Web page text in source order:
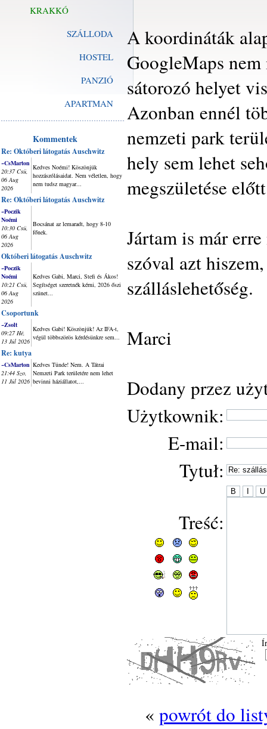
KRAKKÓ
SZÁLLODA
HOSTEL
PANZIÓ
APARTMAN
Kommentek
Re: Októberi látogatás Auschwitz
~CsMarton
20:37 Csü,
06 Aug
2026
Kedves Noémi! Köszönjük
hozzászólásaidat. Nem véletlen, hogy
nem tudsz magyar...
Re: Októberi látogatás Auschwitz
~Poczik
Noémi
10:30 Csü,
06 Aug
2026
Bocsánat az lemaradt, hogy 8-10
főnek.
Októberi látogatás Auschwitz
~Poczik
Noémi
10:21 Csü,
06 Aug
2026
Kedves Gabi, Marci, Stefi és Ákos!
Segítséget szeretnék kérni, 2026 őszi
szünet...
Csoportunk
~Zsolt
09:27 Hé,
13 Júl 2026
Kedves Gabi! Köszönjük! Az IFA-t,
végül többszörös kérdésünkre sem...
Re: kutya
~CsMarton
21:44 Szo,
11 Júl 2026
Kedves Tünde! Nem. A Tátrai
Nemzeti Park területére nem lehet
bevinni háziállatot,...
A koordináták
GoogleMaps
sátorozó helyet
Azonban ennél
nemzeti park
hely sem lehet
megszületése
Jártam is már
szóval azt
szálláslehetőség.
Marci
Dodany przez
Użytkownik:
E-mail:
Tytuł:
Treść:
« powrót do